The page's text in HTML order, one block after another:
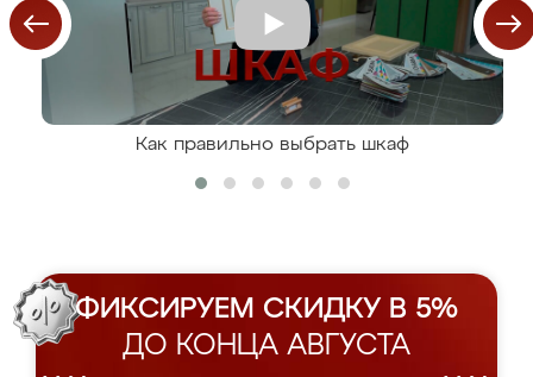
Как правильно выбрать шкаф
ФИКСИРУЕМ СКИДКУ В 5%
ДО КОНЦА АВГУСТА